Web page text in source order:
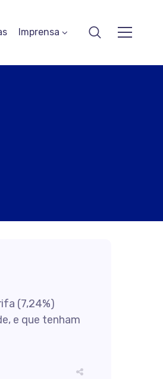
Imprensa
(7,24%)
e que tenham